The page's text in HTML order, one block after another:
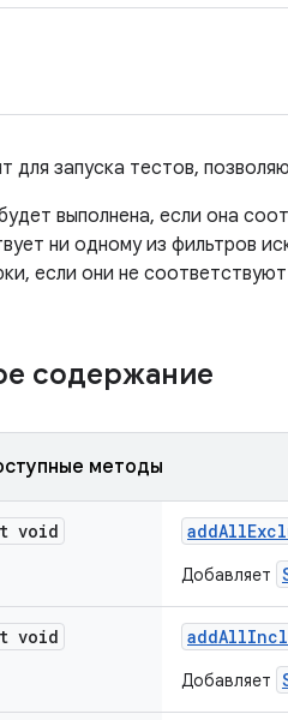
для запуска тестов,
выполнена, если она
ни одному из фильтров
если они не
содержание
методы
void addAll
Добавляет
void addAll
Добавляет